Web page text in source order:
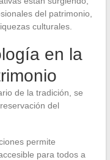
del patrimonio,
culturales.
en la
de la tradición, se
del
permite
para todos a